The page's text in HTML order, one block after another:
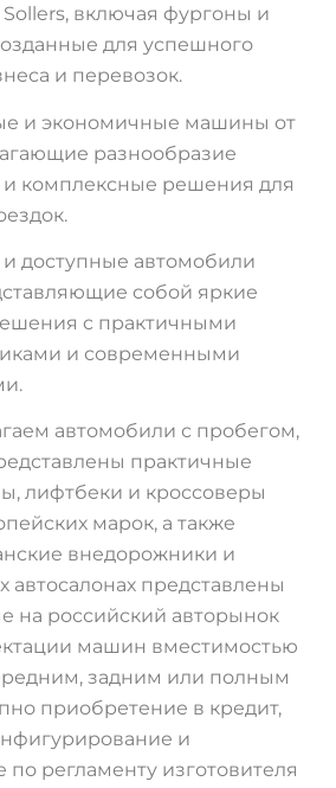
включая фургоны и
для успешного
и перевозок.
и экономичные машины от
разнообразие
комплексные решения для
доступные автомобили
собой яркие
с практичными
и современными
автомобили с пробегом,
практичные
лифтбеки и кроссоверы
марок, а также
внедорожники и
представлены
на российский авторынок
машин вместимостью
задним или полным
приобретение в кредит,
и
по регламенту изготовителя